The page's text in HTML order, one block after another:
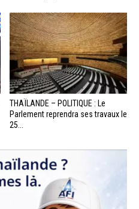
THAÏLANDE – POLITIQUE : Le
Parlement reprendra ses travaux le
25...